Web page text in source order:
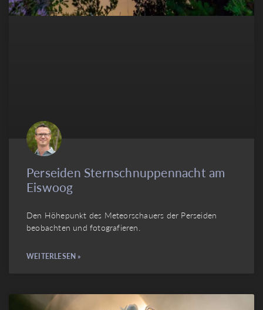
Perseiden Sternschnuppennacht am
Eiswoog
Den Höhepunkt des Meteorschauers der Perseiden
beobachten und fotografieren.
WEITERLESEN »